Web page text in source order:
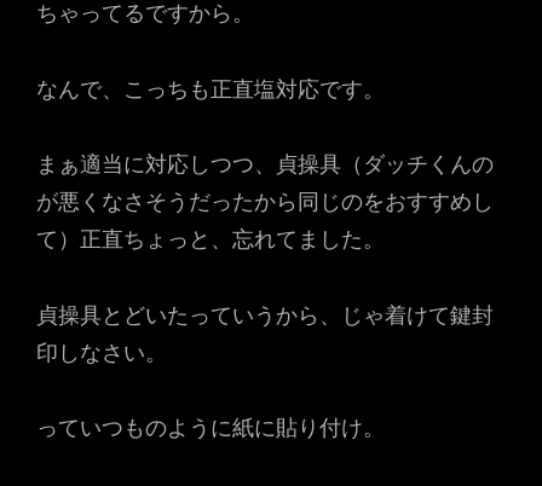
ちゃってるですから。
なんで、こっちも正直塩対応です。
まぁ適当に対応しつつ、貞操具（ダッチくんの
が悪くなさそうだったから同じのをおすすめし
て）正直ちょっと、忘れてました。
貞操具とどいたっていうから、じゃ着けて鍵封
印しなさい。
っていつものように紙に貼り付け。